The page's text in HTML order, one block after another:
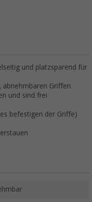
und platzsparend für
Griffen
und sind frei
befestigen der Griffe)